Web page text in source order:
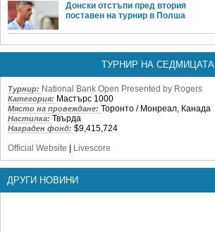
Донски отстъпи пред втория
поставен на турнир в Полша
ТУРНИР НА СЕДМИЦАТА
Турнир: National Bank Open Presented by Rogers
Категория: Мастърс 1000
Място на провеждане: Торонто / Монреал, Канада
Настилка: Твърда
Награден фонд: $9,415,724
Official Website | Livescore
ДРУГИ НОВИНИ